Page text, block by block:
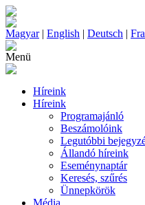
Magyar| English | Deutsch |
Menü
Híreink
Híreink
Programajánló
Beszámolóink
Legutóbbi
Állandó híreink
Eseménynaptár
Keresés, szűrés
Ünnepkörök
Média